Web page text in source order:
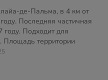
де-Пальма, в 4 км от
Последняя частичная
Подходит для
Площадь территории